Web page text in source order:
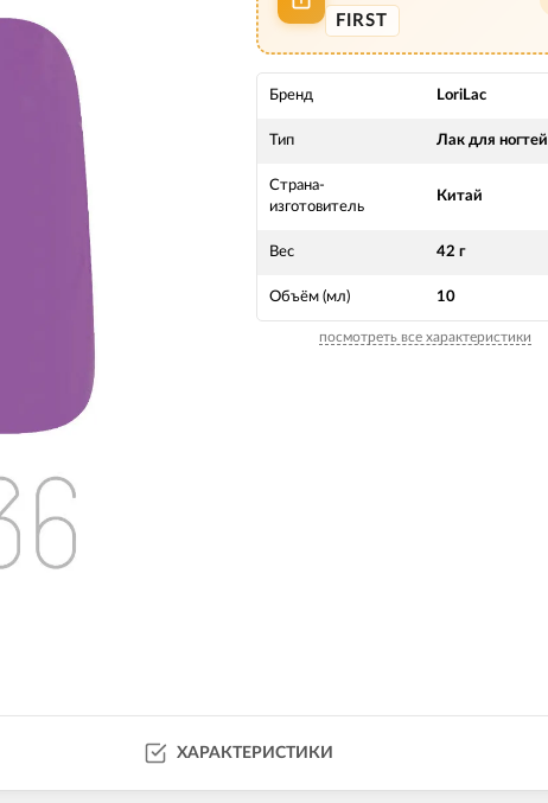
FIRST
Бренд LoriLac
Тип Лак для ногтей
Страна-
изготовитель
Китай
Вес 42 г
Объём (мл) 10
посмотреть все характеристики
ХАРАКТЕРИСТИКИ